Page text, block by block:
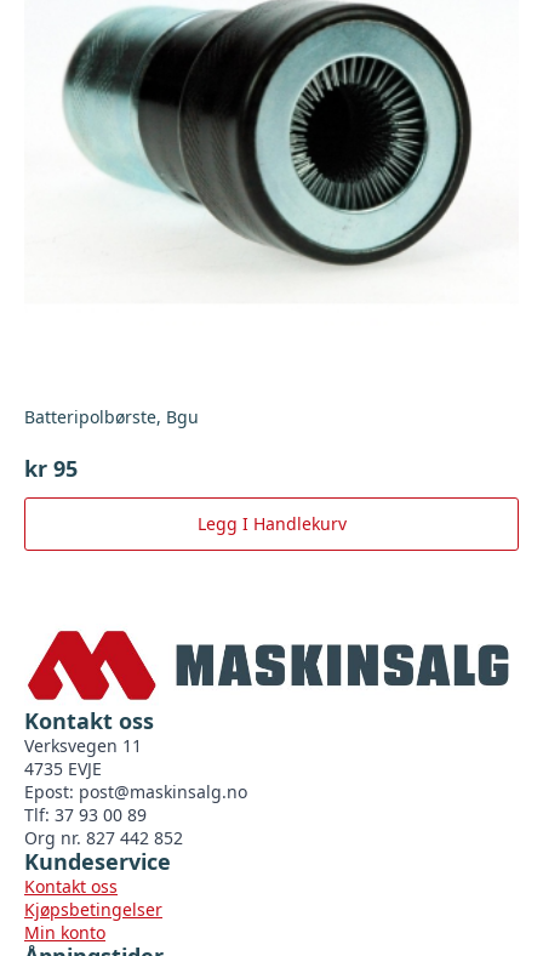
Batteripolbørste, Bgu
kr 95
Legg I Handlekurv
Kontakt oss
Verksvegen 11
4735 EVJE
Epost: post@maskinsalg.no
Tlf: 37 93 00 89
Org nr. 827 442 852
Kundeservice
Kontakt oss
Kjøpsbetingelser
Min konto